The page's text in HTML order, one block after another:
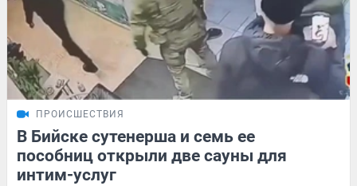
ПРОИСШЕСТВИЯ
В Бийске сутенерша и семь ее
пособниц открыли две сауны для
интим-услуг